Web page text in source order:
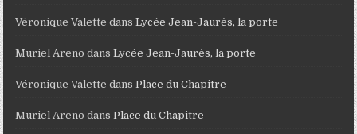
Véronique Valette dansLycée Jean-Jaurès, la porte
Muriel Areno dansLycée Jean-Jaurès, la porte
Véronique Valette dansPlace du Chapitre
Muriel Areno dansPlace du Chapitre